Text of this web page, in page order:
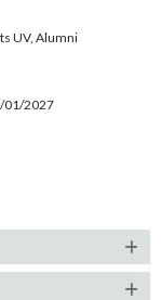
UV, Alumni
01/2027